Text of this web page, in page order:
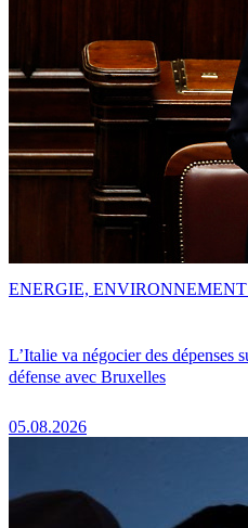
L’Italie va négocier des dépenses
défense avec Bruxelles
05.08.2026
ENERGIE,